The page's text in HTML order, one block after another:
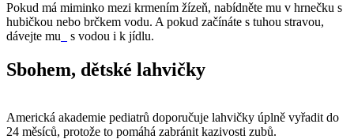
Pokud má miminko mezi krmením žízeň, nabídněte mu v hrnečku s
hubičkou nebo brčkem vodu. A pokud začínáte s tuhou stravou,
dávejte mu
s vodou i k jídlu.
Sbohem, dětské lahvičky
Americká akademie pediatrů doporučuje lahvičky úplně vyřadit do
24 měsíců, protože to pomáhá zabránit kazivosti zubů.